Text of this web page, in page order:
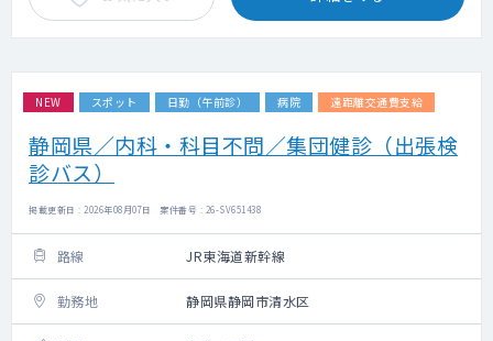
NEW スポット 日勤（午前診） 病院 遠距離交通費支給
静岡県／内科・科目不問／集団健診（出張検
診バス）
掲載更新日 : 2026年08月07日 案件番号 : 26-SV651438
路線 JR東海道新幹線
勤務地 静岡県静岡市清水区